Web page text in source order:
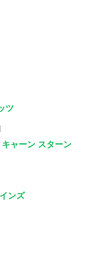
ツ
ャーン スターン
ンズ